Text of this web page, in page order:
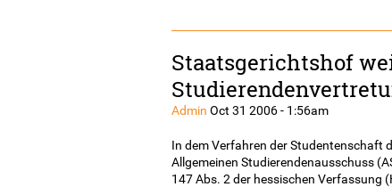
Staatsgerichtshof
Admin Oct 31 2006 - 1:56am
In dem Verfahren der Studentenschaft
Allgemeinen Studierendenausschuss
147 Abs. 2 der hessischen Verfassung